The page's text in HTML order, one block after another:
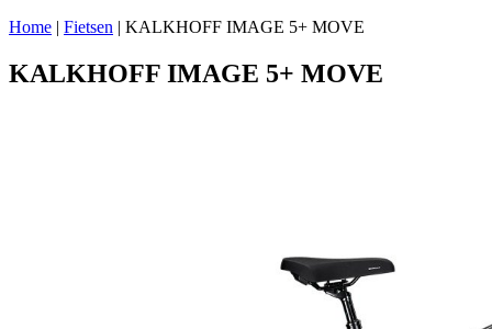
Home | Fietsen | KALKHOFF IMAGE 5+ MOVE
KALKHOFF IMAGE 5+ MOVE